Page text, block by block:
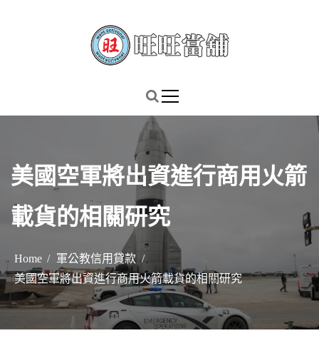
美國空軍將出資進行商用火箭
載貨的相關研究
Home
軍公教信用貸款
美國空軍將出資進行商用火箭載貨的相關研究